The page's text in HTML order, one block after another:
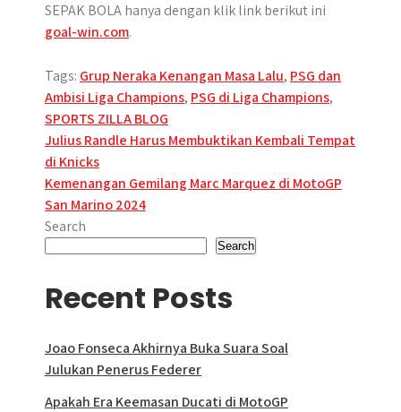
SEPAK BOLA hanya dengan klik link berikut ini
goal-win.com.
Tags: Grup Neraka Kenangan Masa Lalu, PSG dan
Ambisi Liga Champions, PSG di Liga Champions,
SPORTS ZILLA BLOG
Post
navigation
Julius Randle Harus Membuktikan Kembali Tempat
di Knicks
Kemenangan Gemilang Marc Marquez di MotoGP
San Marino 2024
Search
Search
Recent Posts
Joao Fonseca Akhirnya Buka Suara Soal
Julukan Penerus Federer
Apakah Era Keemasan Ducati di MotoGP